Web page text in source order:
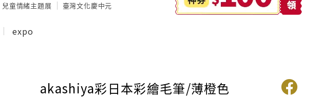
兒童情緒主題展 臺灣文化慶中元
expo
akashiya彩日本彩繪毛筆/薄橙色